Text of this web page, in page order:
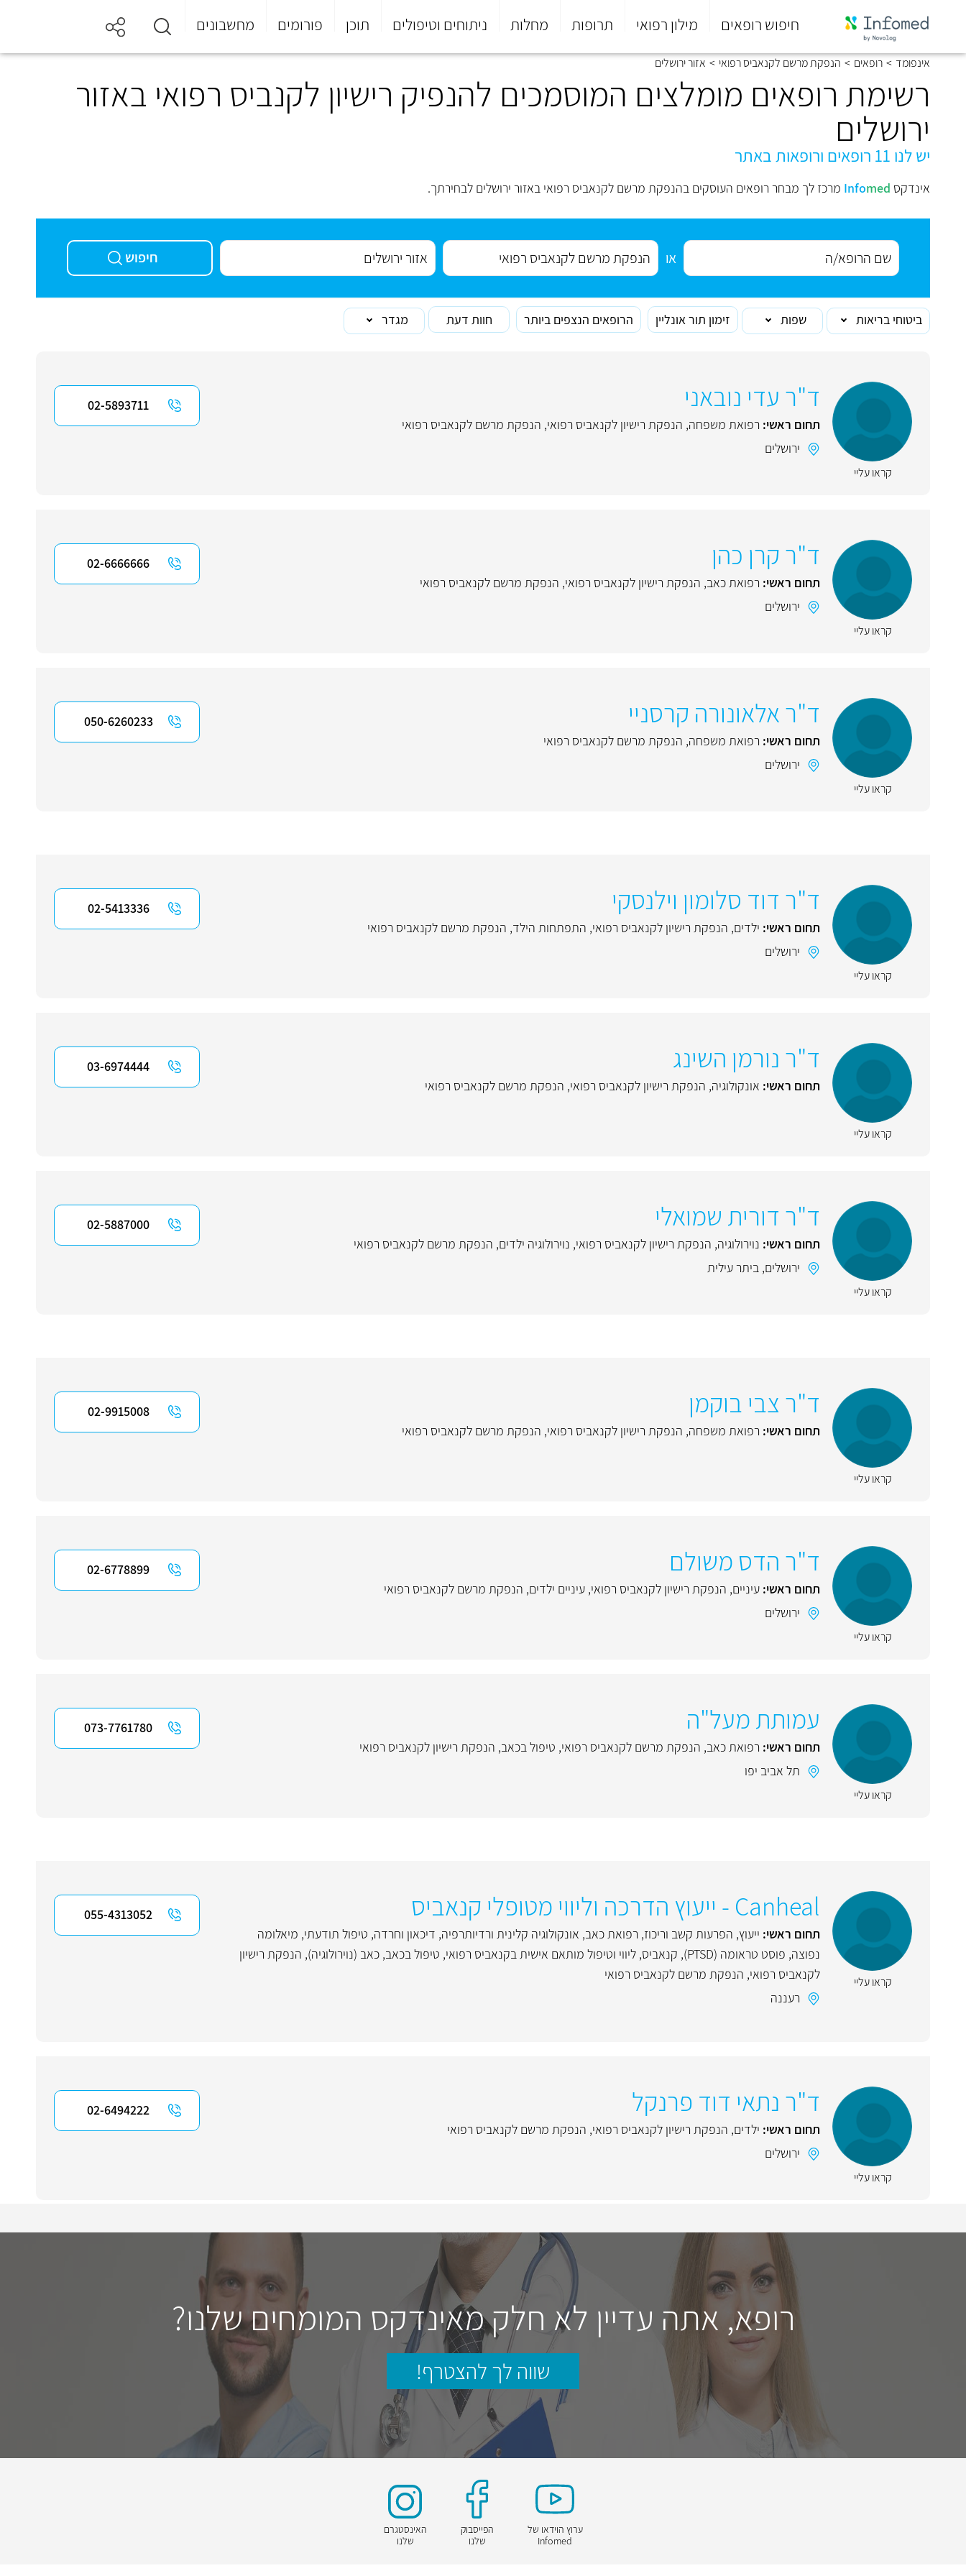
חיפוש רופאים מילון רפואי תרופות מחלות ניתוחים וטיפולים תוכן פורומים מחשבונים
סוף
התפריט
אינפומד > רופאים > הנפקת מרשם לקנאביס רפואי > אזור ירושלים
רשימת רופאים מומלצים המוסמכים להנפיק רישיון לקנביס רפואי באזור
ירושלים
יש לנו 11 רופאים ורופאות באתר
אינדקס Infomed מרכז לך מבחר רופאים העוסקים בהנפקת מרשם לקנאביס רפואי באזור ירושלים לבחירתך.
או חיפוש
ביטוחי בריאות שפות זימון תור אונליין הרופאים הנצפים ביותר חוות דעת מגדר
קראו עליי
ד"ר עדי נובאני
תחום ראשי: רפואת משפחה, הנפקת רישיון לקנאביס רפואי, הנפקת מרשם לקנאביס רפואי
ירושלים
02-5893711
קראו עליי
ד"ר קרן כהן
תחום ראשי: רפואת כאב, הנפקת רישיון לקנאביס רפואי, הנפקת מרשם לקנאביס רפואי
ירושלים
02-6666666
קראו עליי
ד"ר אלאונורה קרסניי
תחום ראשי: רפואת משפחה, הנפקת מרשם לקנאביס רפואי
ירושלים
050-6260233
קראו עליי
ד"ר דוד סלומון וילנסקי
תחום ראשי: ילדים, הנפקת רישיון לקנאביס רפואי, התפתחות הילד, הנפקת מרשם לקנאביס רפואי
ירושלים
02-5413336
קראו עליי
ד"ר נורמן השינג
תחום ראשי: אונקולוגיה, הנפקת רישיון לקנאביס רפואי, הנפקת מרשם לקנאביס רפואי
03-6974444
קראו עליי
ד"ר דורית שמואלי
תחום ראשי: נוירולוגיה, הנפקת רישיון לקנאביס רפואי, נוירולוגיה ילדים, הנפקת מרשם לקנאביס רפואי
ירושלים, ביתר עילית
02-5887000
קראו עליי
ד"ר צבי בוקמן
תחום ראשי: רפואת משפחה, הנפקת רישיון לקנאביס רפואי, הנפקת מרשם לקנאביס רפואי
02-9915008
קראו עליי
ד"ר הדס משולם
תחום ראשי: עיניים, הנפקת רישיון לקנאביס רפואי, עיניים ילדים, הנפקת מרשם לקנאביס רפואי
ירושלים
02-6778899
קראו עליי
עמותת מעל"ה
תחום ראשי: רפואת כאב, הנפקת מרשם לקנאביס רפואי, טיפול בכאב, הנפקת רישיון לקנאביס רפואי
תל אביב יפו
073-7761780
קראו עליי
Canheal - ייעוץ הדרכה וליווי מטופלי קנאביס
תחום ראשי: ייעוץ, הפרעות קשב וריכוז, רפואת כאב, אונקולוגיה קלינית ורדיותרפיה, דיכאון וחרדה, טיפול תודעתי, מיאלומה
נפוצה, פוסט טראומה (PTSD) , קנאביס, ליווי וטיפול מותאם אישית בקנאביס רפואי, טיפול בכאב, כאב (נוירולוגיה), הנפקת רישיון
לקנאביס רפואי, הנפקת מרשם לקנאביס רפואי
רעננה
055-4313052
קראו עליי
ד"ר נתאי דוד פרנקל
תחום ראשי: ילדים, הנפקת רישיון לקנאביס רפואי, הנפקת מרשם לקנאביס רפואי
ירושלים
02-6494222
רופא, אתה עדיין לא חלק מאינדקס המומחים שלנו?
שווה לך להצטרף!
ערוץ הוידאו של
Infomed
הפייסבוק
שלנו
האינסטגרם
שלנו